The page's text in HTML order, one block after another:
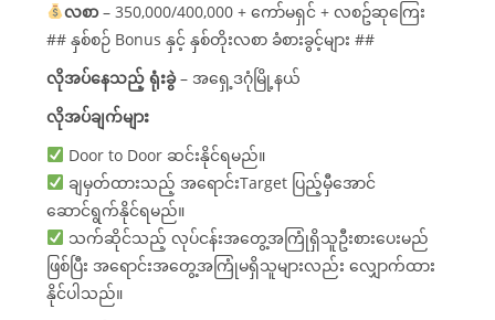
လစာ– 350,000/400,000 + ကော်မရှင် + လစဥ်ဆုကြေး
## နှစ်စဉ် Bonus နှင့် နှစ်တိုးလစာ ခံစားခွင့်များ ##
လိုအပ်နေသည့် ရုံးခွဲ– အရှေ့ဒဂုံမြို့နယ်
လိုအပ်ချက်များ
Door to Door ဆင်းနိုင်ရမည်။
ချမှတ်ထားသည့် အရောင်းTarget ပြည့်မှီအောင်
ဆောင်ရွက်နိုင်ရမည်။
သက်ဆိုင်သည့် လုပ်ငန်းအတွေ့အကြုံရှိသူဦးစားပေးမည်
ဖြစ်ပြီး အရောင်းအတွေ့အကြုံမရှိသူများလည်း လျှောက်ထား
နိုင်ပါသည်။